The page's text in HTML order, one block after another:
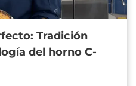
Tradición
del horno C-